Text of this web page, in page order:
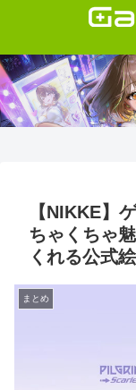
【NIKKE】
ちゃくちゃ
くれる公式
まとめ